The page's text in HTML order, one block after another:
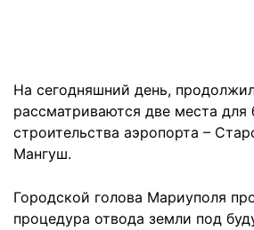
На сегодняшний день,
рассматриваются две места для
строительства аэропорта –
Мангуш.
Городской голова Мариуполя
процедура отвода земли под